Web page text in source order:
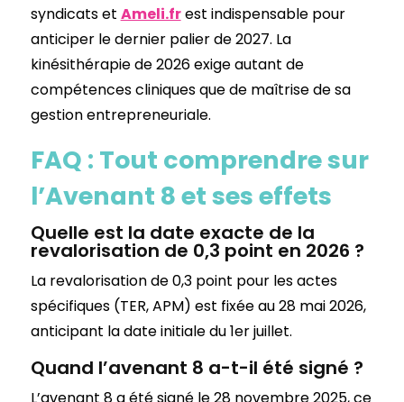
syndicats et Ameli.frest indispensable pour
anticiper le dernier palier de 2027. La
kinésithérapie de 2026 exige autant de
compétences cliniques que de maîtrise de sa
gestion entrepreneuriale.
FAQ : Tout comprendre sur
l’Avenant 8 et ses effets
Quelle est la date exacte de la
revalorisation de 0,3 point en 2026 ?
La revalorisation de 0,3 point pour les actes
spécifiques (TER, APM) est fixée au 28 mai 2026,
anticipant la date initiale du 1er juillet.
Quand l’avenant 8 a-t-il été signé ?
L’avenant 8 a été signé le 28 novembre 2025, ce